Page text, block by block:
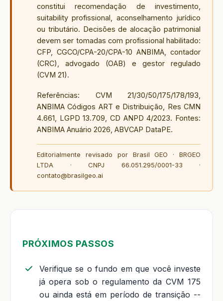
constitui recomendação de investimento,
suitability profissional, aconselhamento jurídico
ou tributário. Decisões de alocação patrimonial
devem ser tomadas com profissional habilitado:
CFP, CGCO/CPA-20/CPA-10 ANBIMA, contador
(CRC), advogado (OAB) e gestor regulado
(CVM 21).
Referências: CVM 21/30/50/175/178/193,
ANBIMA Códigos ART e Distribuição, Res CMN
4.661, LGPD 13.709, CD ANPD 4/2023. Fontes:
ANBIMA Anuário 2026, ABVCAP DataPE.
Editorialmente revisado por Brasil GEO · BRGEO
LTDA · CNPJ 66.051.295/0001-33 ·
contato@brasilgeo.ai
PRÓXIMOS PASSOS
Verifique se o fundo em que você investe
já opera sob o regulamento da CVM 175
ou ainda está em período de transição --